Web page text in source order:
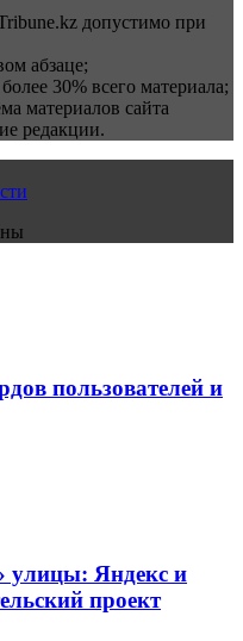
допустимо при
абзаце;
30% всего материала;
материалов сайта
редакции.
пользователей и
улицы: Яндекс и
проект